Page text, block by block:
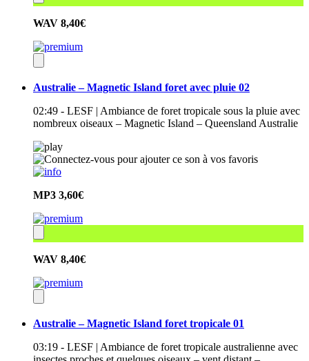
WAV 8,40€
Australie – Magnetic Island foret avec pluie 02
02:49 - LESF | Ambiance de foret tropicale sous la pluie avec
nombreux oiseaux – Magnetic Island – Queensland Australie
MP3 3,60€
WAV 8,40€
Australie – Magnetic Island foret tropicale 01
03:19 - LESF | Ambiance de foret tropicale australienne avec